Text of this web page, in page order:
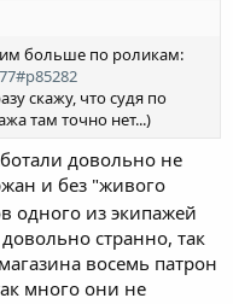
больше по роликам:
скажу, что судя по
там точно нет...)
довольно не
и без "живого
одного из экипажей
странно, так
восемь патрон
много они не